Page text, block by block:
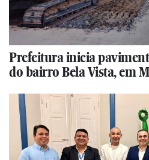
Prefeitura inicia
do bairro Bela Vista, em